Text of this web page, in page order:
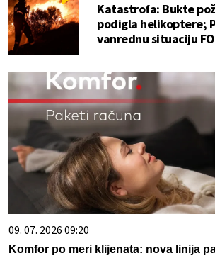
Katastrofa: Bukte
podigla helikoptere;
vanrednu situaciju
09. 07. 2026 09:20
Komfor po meri klijenata: nova linija